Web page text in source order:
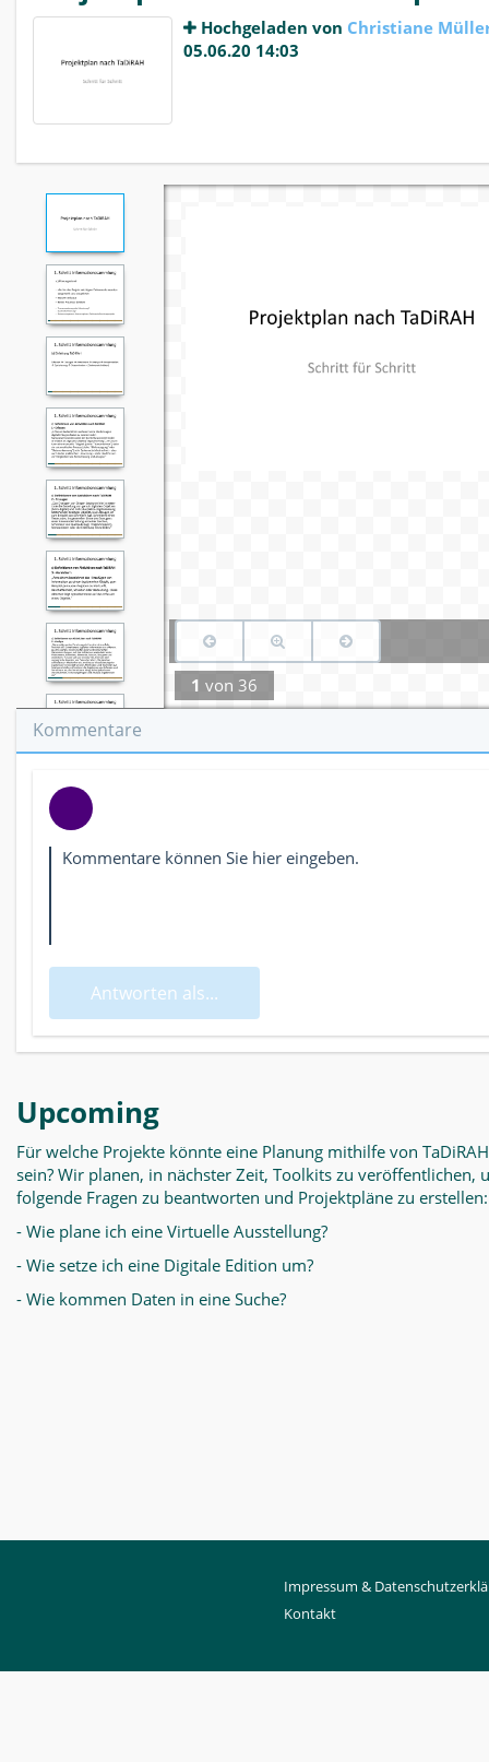
Hochgeladen von Christiane
05.06.20 14:03
1 von 36
Kommentare
Antworten als...
Upcoming
Für welche Projekte könnte eine Planung mithilfe von
sein? Wir planen, in nächster Zeit, Toolkits zu veröffentlichen,
folgende Fragen zu beantworten und Projektpläne zu erstellen:
- Wie plane ich eine Virtuelle Ausstellung?
- Wie setze ich eine Digitale Edition um?
- Wie kommen Daten in eine Suche?
Impressum &
Kontakt